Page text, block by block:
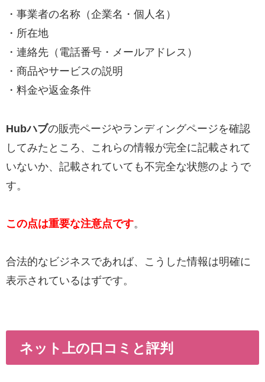
・事業者の名称（企業名・個人名）
・所在地
・連絡先（電話番号・メールアドレス）
・商品やサービスの説明
・料金や返金条件
Hubハブの販売ページやランディングページを確認
してみたところ、これらの情報が完全に記載されて
いないか、記載されていても不完全な状態のようで
す。
この点は重要な注意点です。
合法的なビジネスであれば、こうした情報は明確に
表示されているはずです。
ネット上の口コミと評判